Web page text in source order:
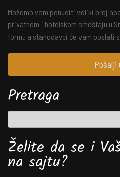
Možemo vam ponuditi veliki broj
privatnom i hotelskom smeštaju u
formu a stanodavci će vam poslati
Pošalji
Pretraga
Želite da se i
na sajtu?